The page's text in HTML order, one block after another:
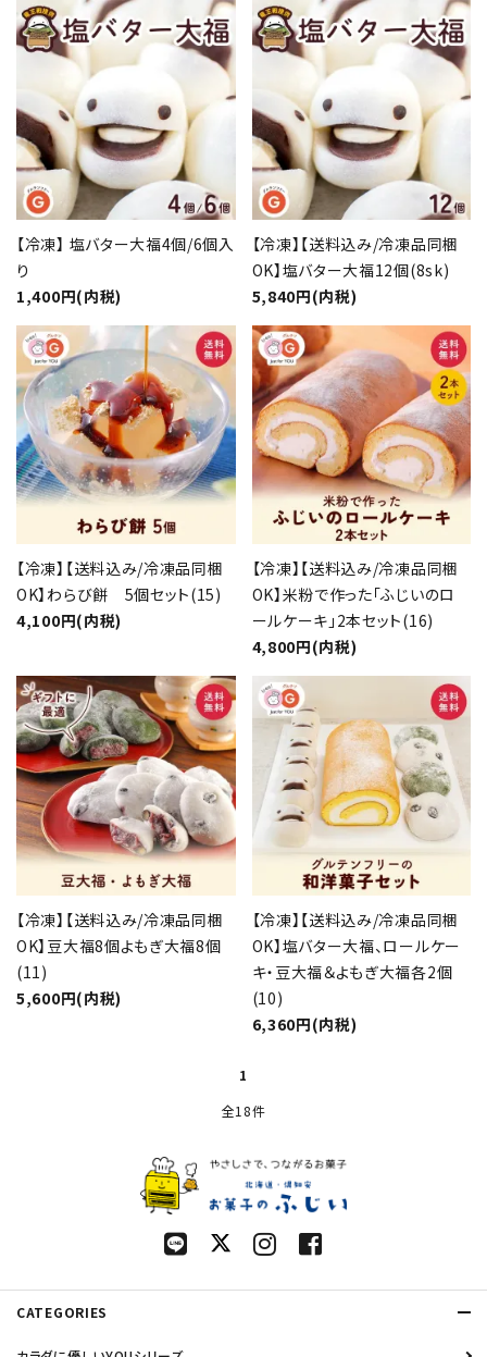
【冷凍】 塩バター大福4個/6個入
り
1,400円(内税)
【冷凍】【送料込み/冷凍品同梱
OK】塩バター大福12個(8sk)
5,840円(内税)
【冷凍】【送料込み/冷凍品同梱
OK】わらび餅 5個セット(15)
4,100円(内税)
【冷凍】【送料込み/冷凍品同梱
OK】米粉で作った「ふじいのロ
ールケーキ」2本セット(16)
4,800円(内税)
【冷凍】【送料込み/冷凍品同梱
OK】豆大福8個よもぎ大福8個
(11)
5,600円(内税)
【冷凍】【送料込み/冷凍品同梱
OK】塩バター大福、ロールケー
キ・豆大福＆よもぎ大福各2個
(10)
6,360円(内税)
1
全18件
CATEGORIES